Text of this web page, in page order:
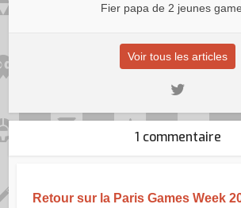
Fier papa de 2 jeunes
Voir tous les articles
1 commentaire
Retour sur la Paris Games Week